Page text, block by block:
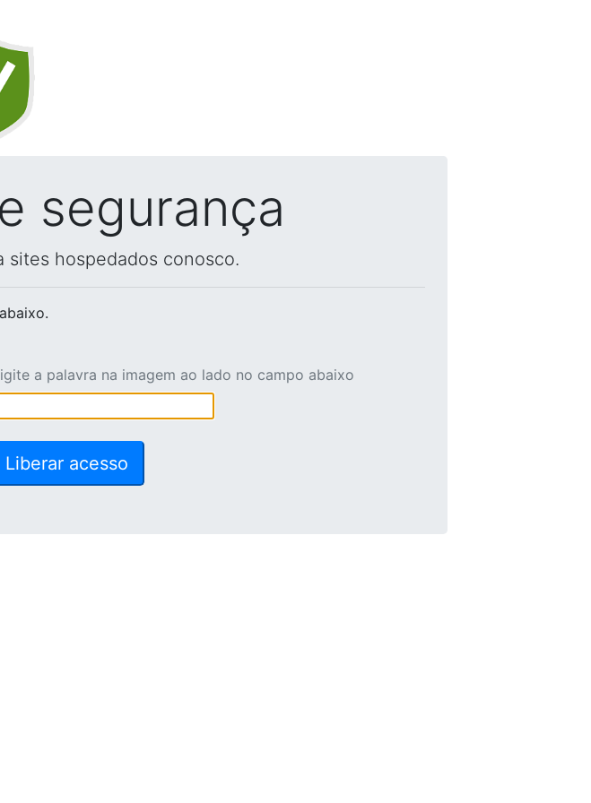
segurança
sites hospedados conosco.
a palavra na imagem ao lado no campo abaixo